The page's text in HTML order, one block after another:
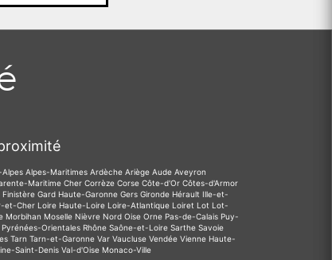
Alpes Alpes-Maritimes Ardèche Ariège Aude Aveyron
Maritime Cher Corrèze Corse Côte-d'Or Côtes-d'Armor
Finistère Gard Haute-Garonne Gers Gironde Hérault Ille-et-
et-Cher Loire Haute-Loire Loire-Atlantique Loiret Lot Lot-
Morbihan Moselle Nièvre Nord Oise Orne Pas-de-Calais Puy-
Pyrénées-Orientales Rhône Saône-et-Loire Sarthe Savoie
Tarn Tarn-et-Garonne Var Vaucluse Vendée Vienne Haute-
Saint-Denis Val-d'Oise Monaco-Ville